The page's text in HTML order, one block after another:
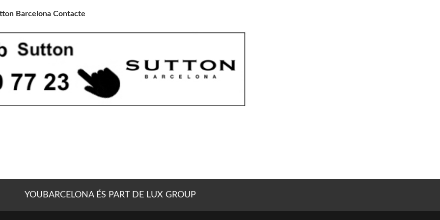
Barcelona Contacte
YOUBARCELONA ÉS PART DE LUX GROUP